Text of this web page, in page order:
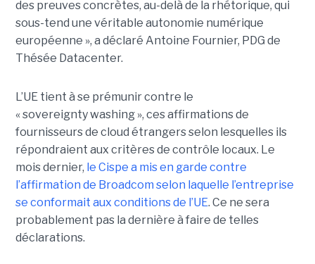
des preuves concrètes, au-delà de la rhétorique, qui
sous-tend une véritable autonomie numérique
européenne », a déclaré Antoine Fournier, PDG de
Thésée Datacenter.
L’UE tient à se prémunir contre le
« sovereignty washing », ces affirmations de
fournisseurs de cloud étrangers selon lesquelles ils
répondraient aux critères de contrôle locaux. Le
mois dernier, le Cispe a mis en garde contre
l’affirmation de Broadcom selon laquelle l’entreprise
se conformait aux conditions de l’UE. Ce ne sera
probablement pas la dernière à faire de telles
déclarations.